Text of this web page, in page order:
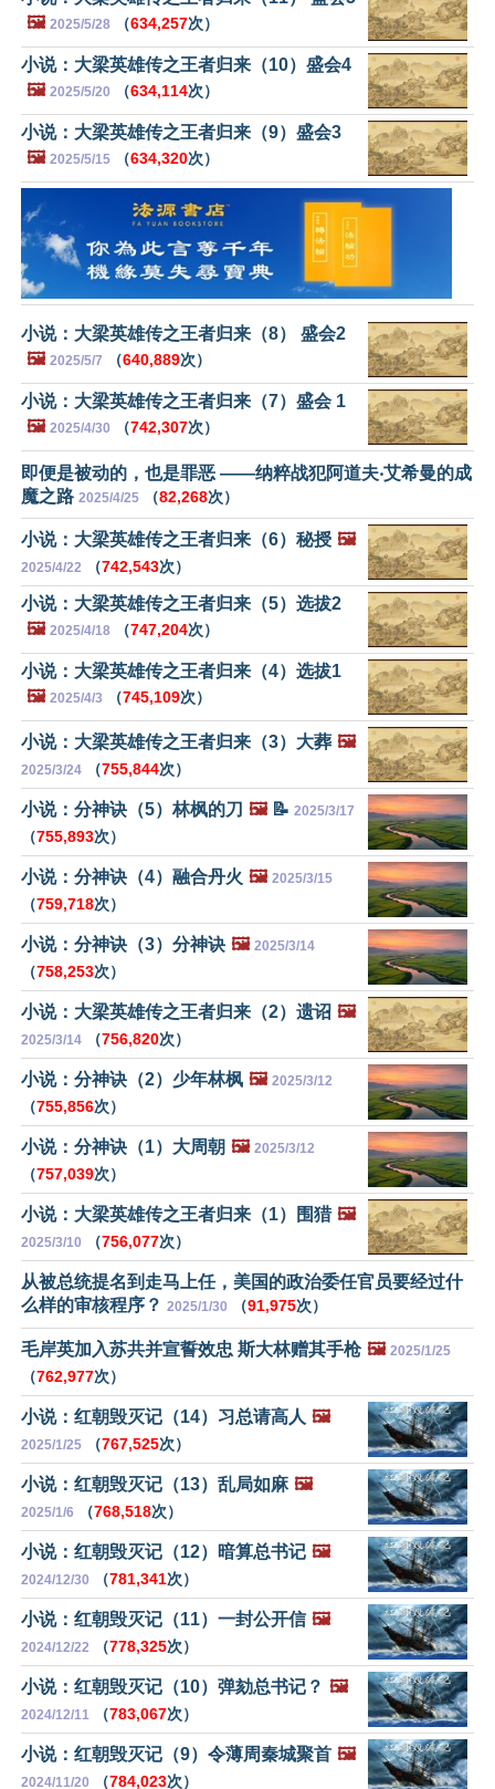
🖼️ 2025/5/28 （634,257次）
小说：大梁英雄传之王者归来（10）盛会4
🖼️ 2025/5/20 （634,114次）
小说：大梁英雄传之王者归来（9）盛会3
🖼️ 2025/5/15 （634,320次）
小说：大梁英雄传之王者归来（8） 盛会2
🖼️ 2025/5/7 （640,889次）
小说：大梁英雄传之王者归来（7）盛会 1
🖼️ 2025/4/30 （742,307次）
即便是被动的，也是罪恶 ——纳粹战犯阿道夫‧艾希曼的成
魔之路 2025/4/25 （82,268次）
小说：大梁英雄传之王者归来（6）秘授 🖼️
2025/4/22 （742,543次）
小说：大梁英雄传之王者归来（5）选拔2
🖼️ 2025/4/18 （747,204次）
小说：大梁英雄传之王者归来（4）选拔1
🖼️ 2025/4/3 （745,109次）
小说：大梁英雄传之王者归来（3）大葬 🖼️
2025/3/24 （755,844次）
小说：分神诀（5）林枫的刀 🖼️📝 2025/3/17
（755,893次）
小说：分神诀（4）融合丹火 🖼️ 2025/3/15
（759,718次）
小说：分神诀（3）分神诀 🖼️ 2025/3/14
（758,253次）
小说：大梁英雄传之王者归来（2）遗诏 🖼️
2025/3/14 （756,820次）
小说：分神诀（2）少年林枫 🖼️ 2025/3/12
（755,856次）
小说：分神诀（1）大周朝 🖼️ 2025/3/12
（757,039次）
小说：大梁英雄传之王者归来（1）围猎 🖼️
2025/3/10 （756,077次）
从被总统提名到走马上任，美国的政治委任官员要经过什
么样的审核程序？ 2025/1/30 （91,975次）
毛岸英加入苏共并宣誓效忠 斯大林赠其手枪 🖼️ 2025/1/25
（762,977次）
小说：红朝毁灭记（14）习总请高人 🖼️
2025/1/25 （767,525次）
小说：红朝毁灭记（13）乱局如麻 🖼️
2025/1/6 （768,518次）
小说：红朝毁灭记（12）暗算总书记 🖼️
2024/12/30 （781,341次）
小说：红朝毁灭记（11）一封公开信 🖼️
2024/12/22 （778,325次）
小说：红朝毁灭记（10）弹劾总书记？ 🖼️
2024/12/11 （783,067次）
小说：红朝毁灭记（9）令薄周秦城聚首 🖼️
2024/11/20 （784,023次）